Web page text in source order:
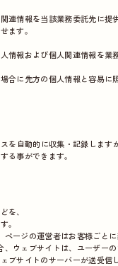
情報を当該業務委託先に提
ます。
情報および個人関連情報を業
合に先方の個人情報と容易
を自動的に収集・記録しま
る事ができます。
を、
。
ージの運営者はお客様ごとに
ウェブサイトは、ユーザー
ブサイトのサーバーが送受信